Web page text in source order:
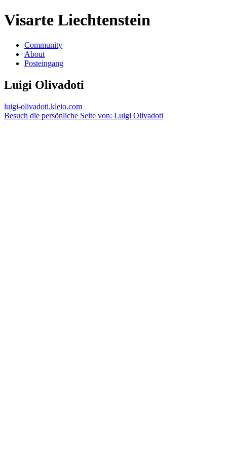
Visarte Liechtenstein
Community
About
Posteingang
Luigi Olivadoti
luigi-olivadoti.kleio.com
Besuch die persönliche Seite von: Luigi Olivadoti